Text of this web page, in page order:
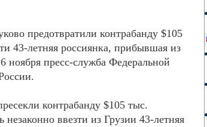
предотвратили контрабанду $105
43-летняя россиянка, прибывшая из
ноября пресс-служба Федеральной
контрабанду $105 тыс.
ввезти из Грузии 43-летняя